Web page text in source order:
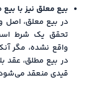
بیع معلق نیز با
در بیع معلق، اصل
تحقق یک شرط
واقع نشده، مگر
در بیع مطلق، عقد
قیدی منعقد